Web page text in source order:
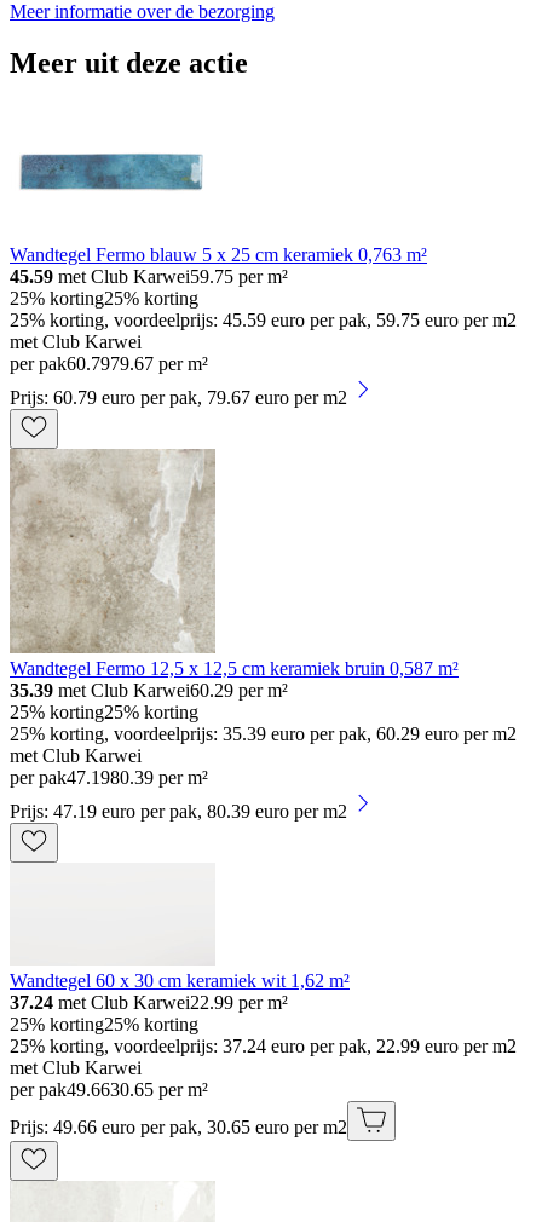
Meer informatie over de bezorging
Meer uit deze actie
Wandtegel Fermo blauw 5 x 25 cm keramiek 0,763 m²
45.59 met Club Karwei59.75 per m²
25% korting25% korting
25% korting, voordeelprijs: 45.59 euro per pak, 59.75 euro per m2
met Club Karwei
per pak60.7979.67 per m²
Prijs: 60.79 euro per pak, 79.67 euro per m2
Wandtegel Fermo 12,5 x 12,5 cm keramiek bruin 0,587 m²
35.39 met Club Karwei60.29 per m²
25% korting25% korting
25% korting, voordeelprijs: 35.39 euro per pak, 60.29 euro per m2
met Club Karwei
per pak47.1980.39 per m²
Prijs: 47.19 euro per pak, 80.39 euro per m2
Wandtegel 60 x 30 cm keramiek wit 1,62 m²
37.24 met Club Karwei22.99 per m²
25% korting25% korting
25% korting, voordeelprijs: 37.24 euro per pak, 22.99 euro per m2
met Club Karwei
per pak49.6630.65 per m²
Prijs: 49.66 euro per pak, 30.65 euro per m2